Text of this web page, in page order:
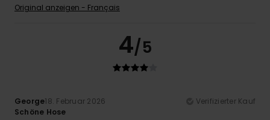
Original anzeigen - Français
4/5
George18. Februar 2026
Verifizierter Kauf
Schöne Hose